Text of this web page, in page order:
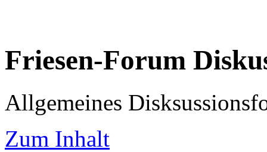
Friesen-Forum
Allgemeines
Zum Inhalt